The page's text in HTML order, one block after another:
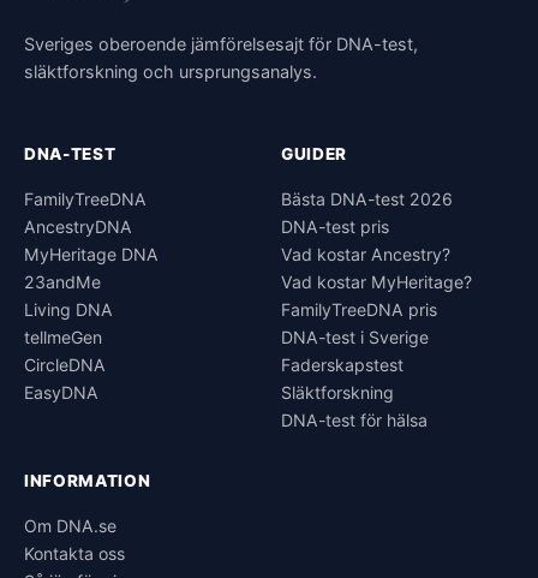
Sveriges oberoende jämförelsesajt för DNA-test,
släktforskning och ursprungsanalys.
DNA-TEST
FamilyTreeDNA
AncestryDNA
MyHeritage DNA
23andMe
Living DNA
tellmeGen
CircleDNA
EasyDNA
GUIDER
Bästa DNA-test 2026
DNA-test pris
Vad kostar Ancestry?
Vad kostar MyHeritage?
FamilyTreeDNA pris
DNA-test i Sverige
Faderskapstest
Släktforskning
DNA-test för hälsa
INFORMATION
Om DNA.se
Kontakta oss